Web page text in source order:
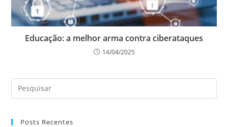
Educação: a melhor arma contra ciberataques
14/04/2025
Posts Recentes